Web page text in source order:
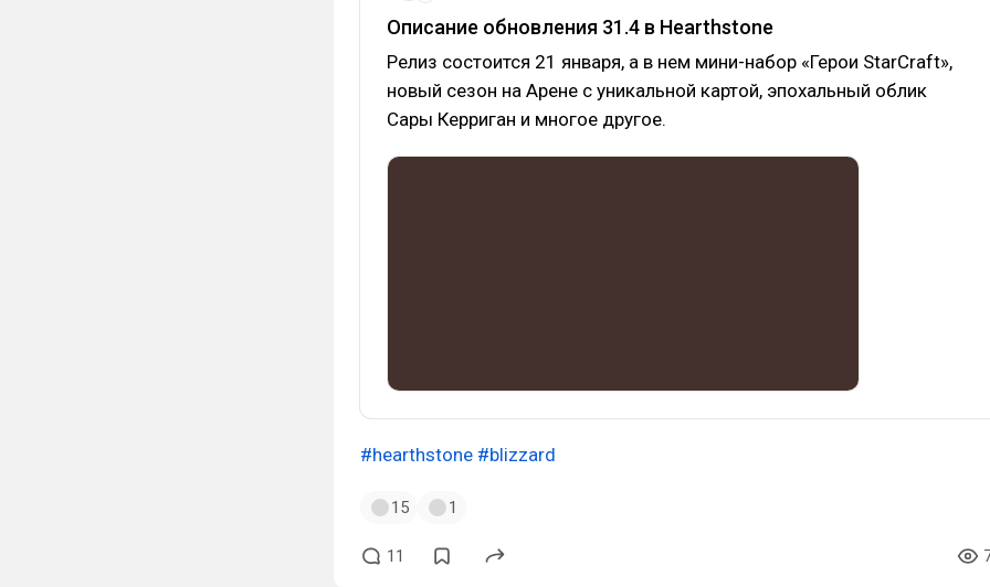
Описание обновления 31.4 в Hearthstone
Релиз состоится 21 января, а в нем мини-набор «Герои StarCraft»,
новый сезон на Арене с уникальной картой, эпохальный облик
Сары Керриган и многое другое.
#hearthstone #blizzard
15 1
11